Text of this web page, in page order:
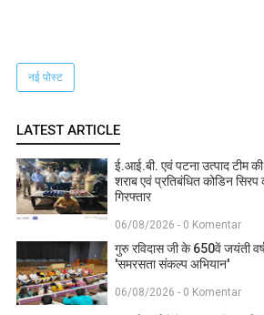
नई पोस्ट
LATEST ARTICLE
ई.आई.बी. एवं पटना उत्पाद टीम की
शराब एवं प्रतिबंधित कोडिन
गिरफ्तार
06/08/2026 - 0 Komentar
गुरु रविदास जी के 650वें जयंती
'समरसता संकल्प अभियान'
06/08/2026 - 0 Komentar